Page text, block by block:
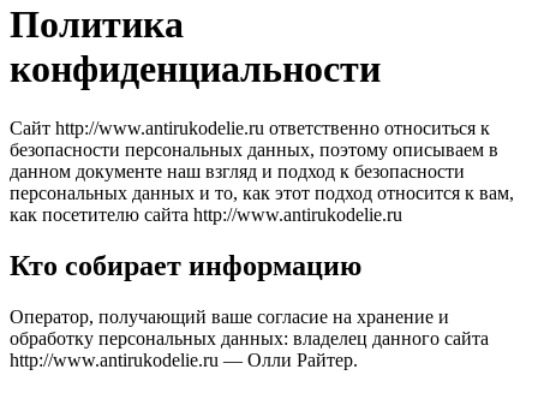
Политика
конфиденциальности
Сайт http://www.antirukodelie.ru ответственно относиться к
безопасности персональных данных, поэтому описываем в
данном документе наш взгляд и подход к безопасности
персональных данных и то, как этот подход относится к вам,
как посетителю сайта http://www.antirukodelie.ru
Кто собирает информацию
Оператор, получающий ваше согласие на хранение и
обработку персональных данных: владелец данного сайта
http://www.antirukodelie.ru — Олли Райтер.